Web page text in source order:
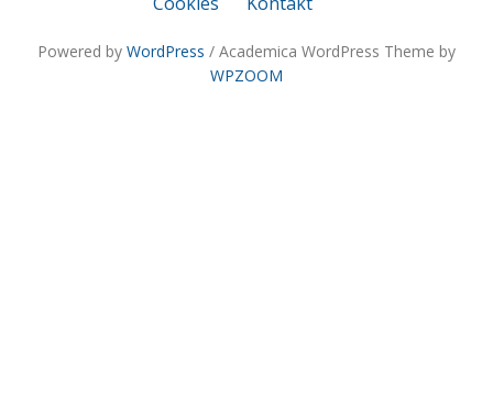
Powered by WordPress / Academica WordPress Theme by
WPZOOM